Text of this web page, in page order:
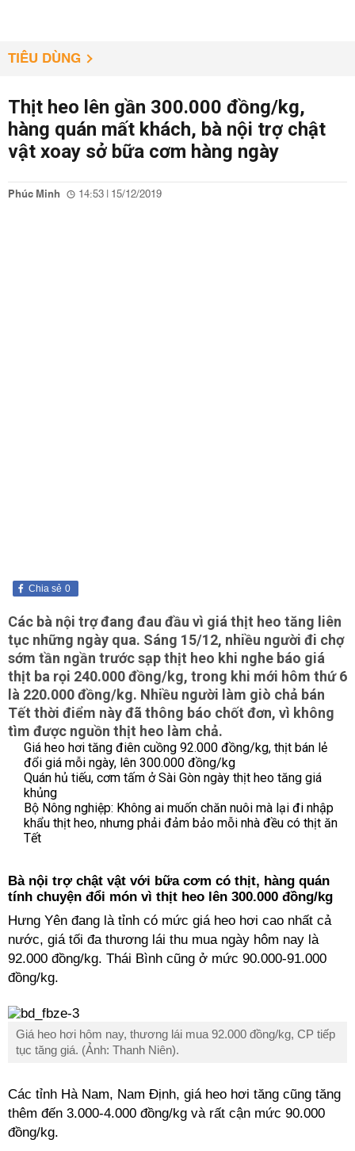
TIÊU DÙNG
Thịt heo lên gần 300.000 đồng/kg,
hàng quán mất khách, bà nội trợ chật
vật xoay sở bữa cơm hàng ngày
Phúc Minh 14:53 | 15/12/2019
0
Chia sẻ
Các bà nội trợ đang đau đầu vì giá thịt heo tăng liên
tục những ngày qua. Sáng 15/12, nhiều người đi chợ
sớm tần ngần trước sạp thịt heo khi nghe báo giá
thịt ba rọi 240.000 đồng/kg, trong khi mới hôm thứ 6
là 220.000 đồng/kg. Nhiều người làm giò chả bán
Tết thời điểm này đã thông báo chốt đơn, vì không
tìm được nguồn thịt heo làm chả.
Giá heo hơi tăng điên cuồng 92.000 đồng/kg, thịt bán lẻ
đổi giá mỗi ngày, lên 300.000 đồng/kg
Quán hủ tiếu, cơm tấm ở Sài Gòn ngày thịt heo tăng giá
khủng
Bộ Nông nghiệp: Không ai muốn chăn nuôi mà lại đi nhập
khẩu thịt heo, nhưng phải đảm bảo mỗi nhà đều có thịt ăn
Tết
Bà nội trợ chật vật với bữa cơm có thịt, hàng quán
tính chuyện đổi món vì thịt heo lên 300.000 đồng/kg
Hưng Yên đang là tỉnh có mức giá heo hơi cao nhất cả
nước, giá tối đa thương lái thu mua ngày hôm nay là
92.000 đồng/kg. Thái Bình cũng ở mức 90.000-91.000
đồng/kg.
Giá heo hơi hôm nay, thương lái mua 92.000 đồng/kg, CP tiếp
tục tăng giá. (Ảnh: Thanh Niên).
Các tỉnh Hà Nam, Nam Định, giá heo hơi tăng cũng tăng
thêm đến 3.000-4.000 đồng/kg và rất cận mức 90.000
đồng/kg.